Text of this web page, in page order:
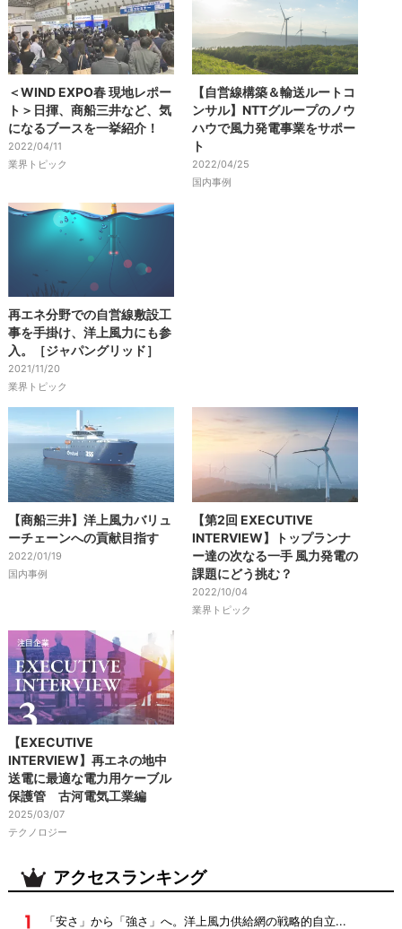
＜WIND EXPO春 現地レポー
ト＞日揮、商船三井など、気
になるブースを一挙紹介！
2022/04/11
業界トピック
【自営線構築＆輸送ルートコ
ンサル】NTTグループのノウ
ハウで風力発電事業をサポー
ト
2022/04/25
国内事例
再エネ分野での自営線敷設工
事を手掛け、洋上風力にも参
入。［ジャパングリッド］
2021/11/20
業界トピック
【商船三井】洋上風力バリュ
ーチェーンへの貢献目指す
2022/01/19
国内事例
【第2回 EXECUTIVE
INTERVIEW】トップランナ
ー達の次なる一手 風力発電の
課題にどう挑む？
2022/10/04
業界トピック
【EXECUTIVE
INTERVIEW】再エネの地中
送電に最適な電力用ケーブル
保護管 古河電気工業編
2025/03/07
テクノロジー
アクセスランキング
「安さ」から「強さ」へ。洋上風力供給網の戦略的自立...